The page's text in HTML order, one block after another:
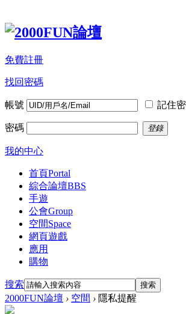
免費註冊
找回密碼
帳號 記住
密碼 登錄
我的中心
首頁Portal
綜合論壇BBS
手遊
公會Group
空間Space
網頁遊戲
應用
購物
搜索 搜索
2000FUN論壇 › 空間 › 隱私提醒